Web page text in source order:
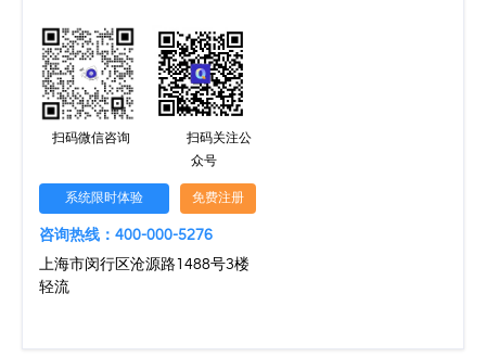
扫码微信咨询
扫码关注公
众号
系统限时体验 免费注册
咨询热线：400-000-5276
上海市闵行区沧源路1488号3楼
轻流